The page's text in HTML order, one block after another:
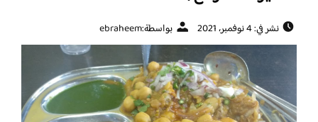
نشر في: 4 نوفمبر، 2021 بواسطة:ebraheem